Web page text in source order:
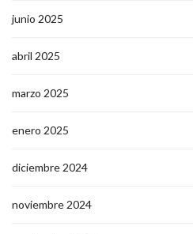
junio 2025
abril 2025
marzo 2025
enero 2025
diciembre 2024
noviembre 2024